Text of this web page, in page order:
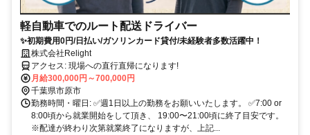
軽自動車でのルート配送ドライバー
✨初期費用0円/日払い/ガソリンカード貸付/未経験者多数活躍中！
株式会社Relight
アクセス: 現場への直行直帰になります!
月給300,000円～700,000円
千葉県市原市
勤務時間・曜日: ✅週1日以上の勤務をお願いいたします。 ✅7:00 or
8:00頃から就業開始をして頂き、 19:00〜21:00頃に終了目安です。
※配達が終わり次第就業終了になりますが、上記...